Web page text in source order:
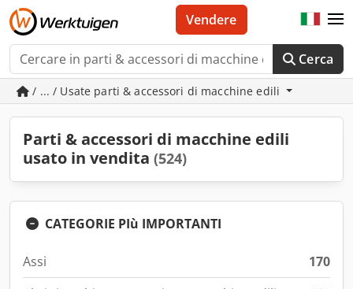
Cerca
Vendere
/ ... / Usate parti & accessori di macchine edili
Parti & accessori di macchine edili
usato in vendita (524)
CATEGORIE PIù IMPORTANTI
Assi
170